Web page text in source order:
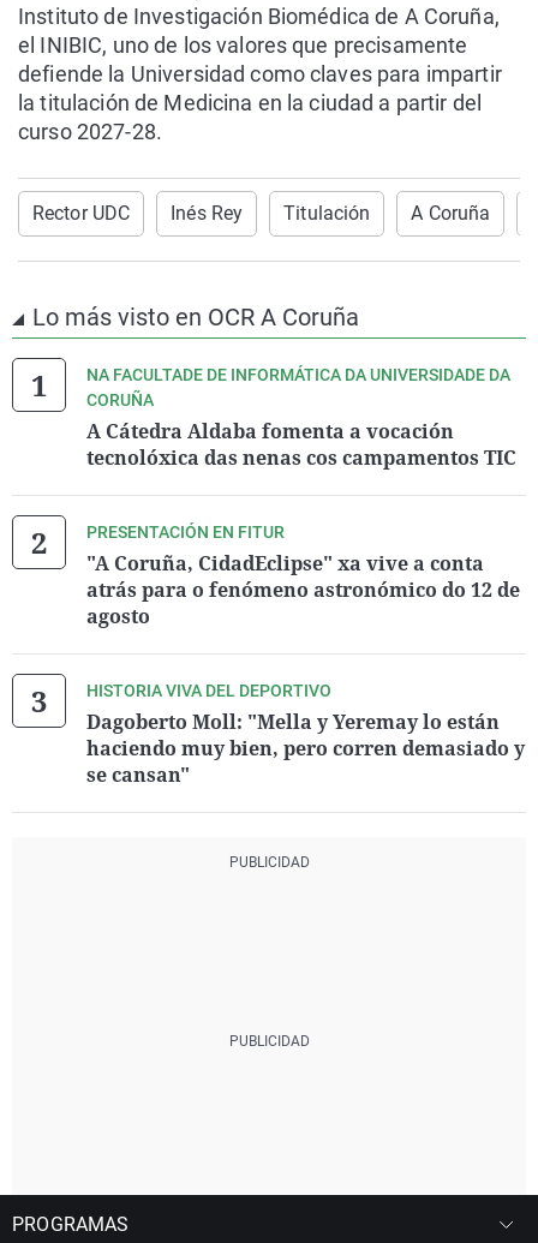
Instituto de Investigación Biomédica de A Coruña,
el INIBIC, uno de los valores que precisamente
defiende la Universidad como claves para impartir
la titulación de Medicina en la ciudad a partir del
curso 2027-28.
Rector UDC Inés Rey Titulación A Coruña
Lo más visto en OCR A Coruña
NA FACULTADE DE INFORMÁTICA DA UNIVERSIDADE DA
CORUÑA
A Cátedra Aldaba fomenta a vocación
tecnolóxica das nenas cos campamentos TIC
PRESENTACIÓN EN FITUR
"A Coruña, CidadEclipse" xa vive a conta
atrás para o fenómeno astronómico do 12 de
agosto
HISTORIA VIVA DEL DEPORTIVO
Dagoberto Moll: "Mella y Yeremay lo están
haciendo muy bien, pero corren demasiado y
se cansan"
PROGRAMAS